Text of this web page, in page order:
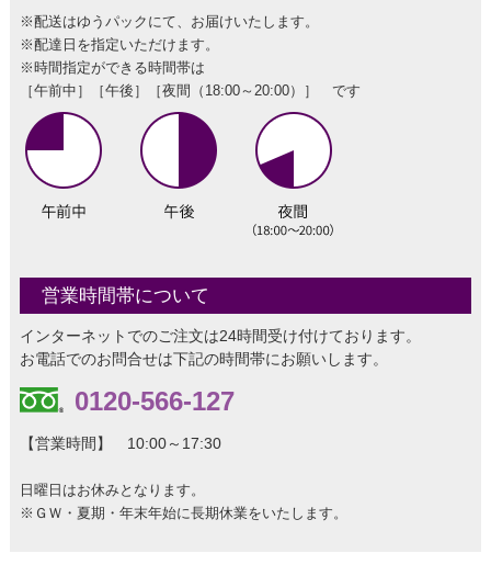
※配送はゆうパックにて、お届けいたします。
※配達日を指定いただけます。
※時間指定ができる時間帯は
［午前中］［午後］［夜間（18:00～20:00）］ です
営業時間帯について
インターネットでのご注文は24時間受け付けております。
お電話でのお問合せは下記の時間帯にお願いします。
0120-566-127
【営業時間】 10:00～17:30
日曜日はお休みとなります。
※ＧＷ・夏期・年末年始に長期休業をいたします。